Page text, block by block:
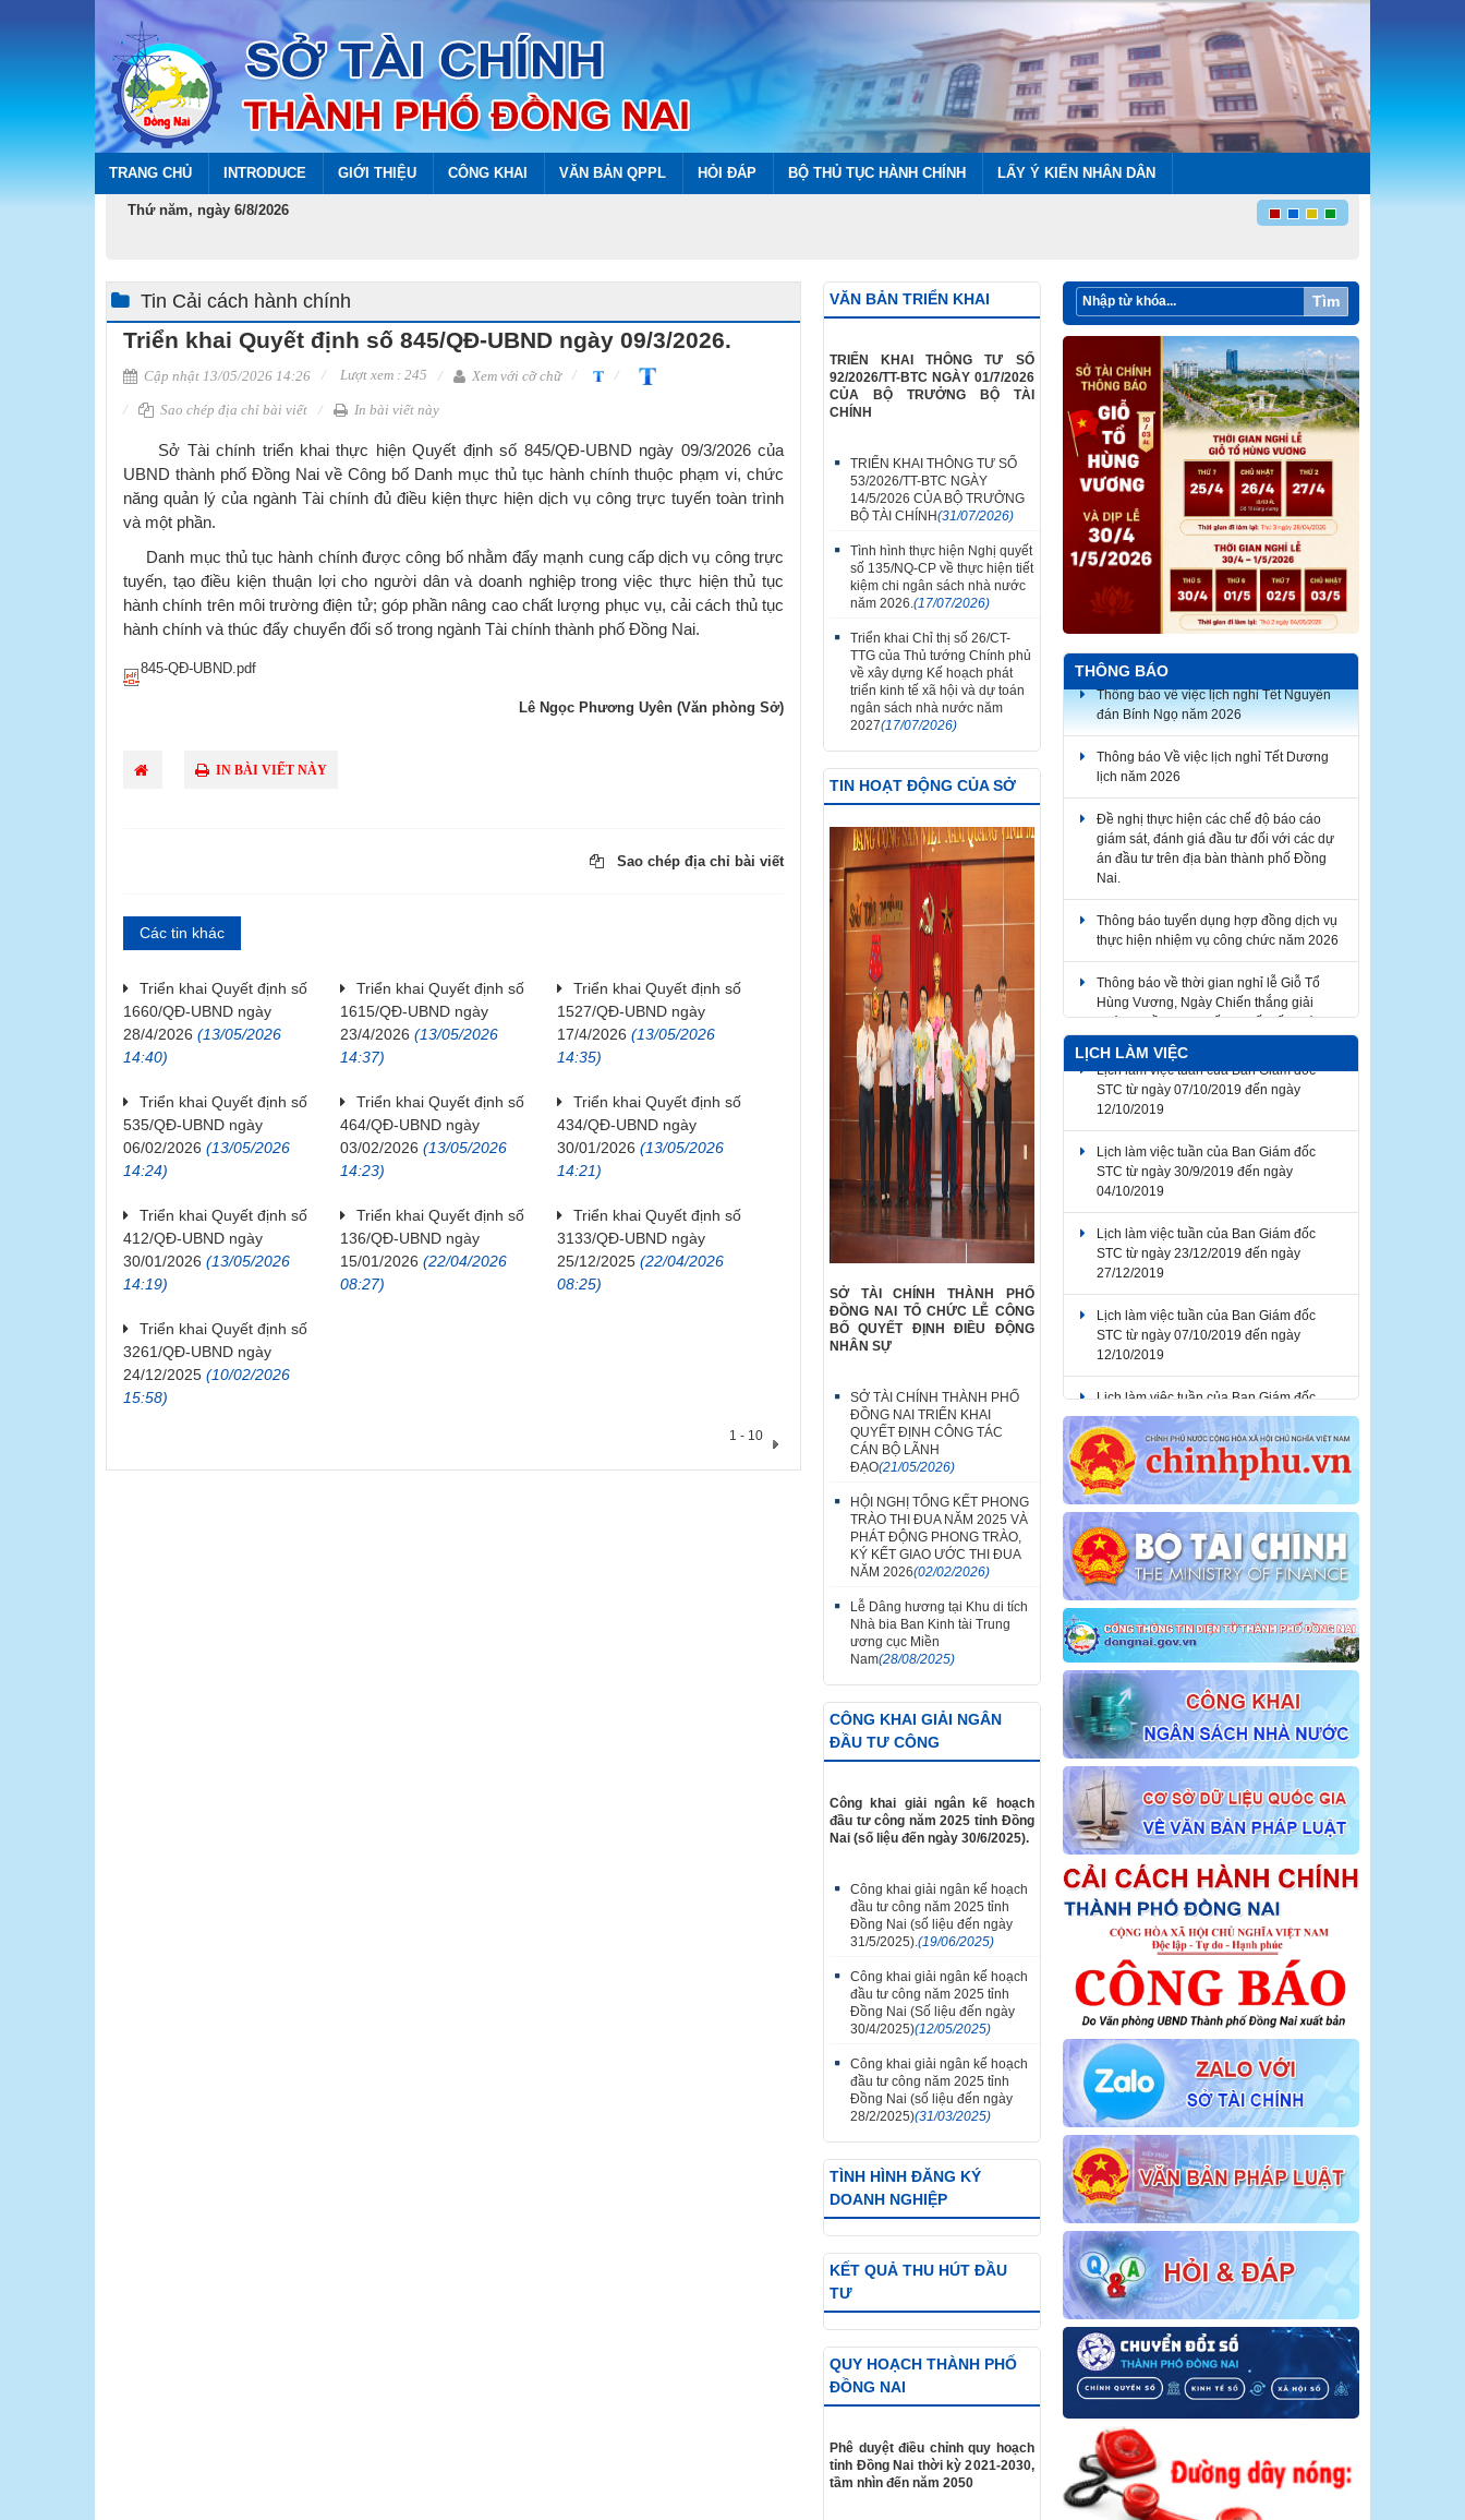
TRANG CHỦ INTRODUCE GIỚI THIỆU CÔNG KHAI VĂN BẢN QPPL HỎI ĐÁP BỘ THỦ TỤC HÀNH CHÍNH LẤY Ý KIẾN NHÂN DÂN
Thứ năm, ngày 6/8/2026
Tìm
Tin Cải cách hành chính
Triển khai Quyết định số 845/QĐ-UBND ngày 09/3/2026.
Cập nhật 13/05/2026 14:26 Lượt xem : 245 Xem với cỡ chữ
Sao chép địa chỉ bài viết In bài viết này
​ Sở Tài chính triển khai thực hiện Quyết định số 845/QĐ-UBND ngày 09/3/2026 của
UBND thành phố Đồng Nai về Công bố Danh mục thủ tục hành chính thuộc phạm vi, chức
năng quản lý của ngành Tài chính đủ điều kiện thực hiện dịch vụ công trực tuyến toàn trình
và một phần.
Danh mục thủ tục hành chính được công bố nhằm đẩy mạnh cung cấp dịch vụ công trực
tuyến, tạo điều kiện thuận lợi cho người dân và doanh nghiệp trong việc thực hiện thủ tục
hành chính trên môi trường điện tử; góp phần nâng cao chất lượng phục vụ, cải cách thủ tục
hành chính và thúc đẩy chuyển đổi số trong ngành Tài chính thành phố Đồng Nai.
845-QĐ-UBND.pdf
Lê Ngọc Phương Uyên (Văn phòng Sở)
IN BÀI VIẾT NÀY
Sao chép địa chỉ bài viết
Các tin khác
Triển khai Quyết định số
1660/QĐ-UBND ngày
28/4/2026 (13/05/2026
14:40)
Triển khai Quyết định số
1615/QĐ-UBND ngày
23/4/2026 (13/05/2026
14:37)
Triển khai Quyết định số
1527/QĐ-UBND ngày
17/4/2026 (13/05/2026
14:35)
Triển khai Quyết định số
535/QĐ-UBND ngày
06/02/2026 (13/05/2026
14:24)
Triển khai Quyết định số
464/QĐ-UBND ngày
03/02/2026 (13/05/2026
14:23)
Triển khai Quyết định số
434/QĐ-UBND ngày
30/01/2026 (13/05/2026
14:21)
Triển khai Quyết định số
412/QĐ-UBND ngày
30/01/2026 (13/05/2026
14:19)
Triển khai Quyết định số
136/QĐ-UBND ngày
15/01/2026 (22/04/2026
08:27)
Triển khai Quyết định số
3133/QĐ-UBND ngày
25/12/2025 (22/04/2026
08:25)
Triển khai Quyết định số
3261/QĐ-UBND ngày
24/12/2025 (10/02/2026
15:58)
1 - 10
VĂN BẢN TRIỂN KHAI
TRIỂN KHAI THÔNG TƯ SỐ
92/2026/TT-BTC NGÀY 01/7/2026
CỦA BỘ TRƯỞNG BỘ TÀI
CHÍNH
TRIỂN KHAI THÔNG TƯ SỐ
53/2026/TT-BTC NGÀY
14/5/2026 CỦA BỘ TRƯỞNG
BỘ TÀI CHÍNH(31/07/2026)
Tình hình thực hiện Nghị quyết
số 135/NQ-CP về thực hiện tiết
kiệm chi ngân sách nhà nước
năm 2026.(17/07/2026)
Triển khai Chỉ thị số 26/CT-
TTG của Thủ tướng Chính phủ
về xây dựng Kế hoạch phát
triển kinh tế xã hội và dự toán
ngân sách nhà nước năm
2027(17/07/2026)
TIN HOẠT ĐỘNG CỦA SỞ
SỞ TÀI CHÍNH THÀNH PHỐ
ĐỒNG NAI TỔ CHỨC LỄ CÔNG
BỐ QUYẾT ĐỊNH ĐIỀU ĐỘNG
NHÂN SỰ
SỞ TÀI CHÍNH THÀNH PHỐ
ĐỒNG NAI TRIỂN KHAI
QUYẾT ĐỊNH CÔNG TÁC
CÁN BỘ LÃNH
ĐẠO(21/05/2026)
HỘI NGHỊ TỔNG KẾT PHONG
TRÀO THI ĐUA NĂM 2025 VÀ
PHÁT ĐỘNG PHONG TRÀO,
KÝ KẾT GIAO ƯỚC THI ĐUA
NĂM 2026(02/02/2026)
Lễ Dâng hương tại Khu di tích
Nhà bia Ban Kinh tài Trung
ương cục Miền
Nam(28/08/2025)
CÔNG KHAI GIẢI NGÂN
ĐẦU TƯ CÔNG
Công khai giải ngân kế hoạch
đầu tư công năm 2025 tỉnh Đồng
Nai (số liệu đến ngày 30/6/2025).
Công khai giải ngân kế hoạch
đầu tư công năm 2025 tỉnh
Đồng Nai (số liệu đến ngày
31/5/2025).(19/06/2025)
Công khai giải ngân kế hoạch
đầu tư công năm 2025 tỉnh
Đồng Nai (Số liệu đến ngày
30/4/2025)(12/05/2025)
Công khai giải ngân kế hoạch
đầu tư công năm 2025 tỉnh
Đồng Nai (số liệu đến ngày
28/2/2025)(31/03/2025)
TÌNH HÌNH ĐĂNG KÝ
DOANH NGHIỆP
KẾT QUẢ THU HÚT ĐẦU
TƯ
QUY HOẠCH THÀNH PHỐ
ĐỒNG NAI
Phê duyệt điều chỉnh quy hoạch
tỉnh Đồng Nai thời kỳ 2021-2030,
tầm nhìn đến năm 2050
THÔNG BÁO
Thông báo về việc lịch nghỉ Tết Nguyên
đán Bính Ngọ năm 2026
Thông báo Về việc lịch nghỉ Tết Dương
lịch năm 2026
Đề nghị thực hiện các chế độ báo cáo
giám sát, đánh giá đầu tư đối với các dự
án đầu tư trên địa bàn thành phố Đồng
Nai.
Thông báo tuyển dụng hợp đồng dịch vụ
thực hiện nhiệm vụ công chức năm 2026
Thông báo về thời gian nghỉ lễ Giỗ Tổ
Hùng Vương, Ngày Chiến thắng giải
phóng miền Nam thống nhất đất nước,
Ngày Quốc tế Lao động 2026
LỊCH LÀM VIỆC
Lịch làm việc tuần của Ban Giám đốc
STC từ ngày 07/10/2019 đến ngày
12/10/2019
STC từ ngày 30/9/2019 đến ngày
04/10/2019
STC từ ngày 23/12/2019 đến ngày
27/12/2019
STC từ ngày 07/10/2019 đến ngày
12/10/2019
STC từ ngày 04/11/2019 đến ngày
08/11/2019